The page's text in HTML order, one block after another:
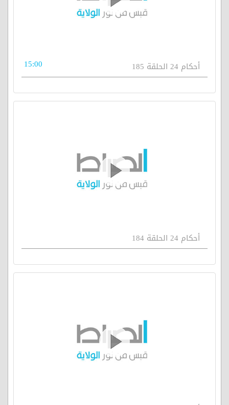
أحكام 24 الحلقة 185 15:00
أحكام 24 الحلقة 184